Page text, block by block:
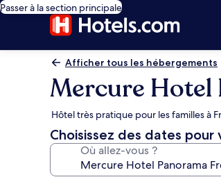
Passer à la section principale
Afficher tous les hébergements
Mercure Hotel
Hôtel très pratique pour les familles à
Choisissez des dates pour
Où allez-vous ?